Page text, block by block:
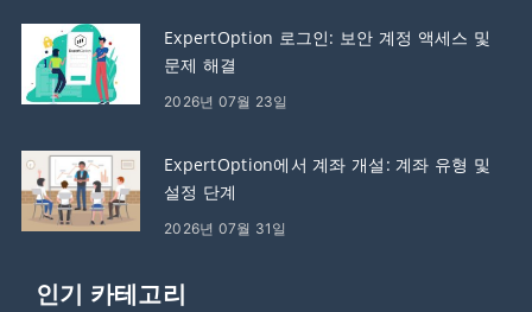
ExpertOption 로그인: 보안 계정 액세스 및
문제 해결
2026년 07월 23일
ExpertOption에서 계좌 개설: 계좌 유형 및
설정 단계
2026년 07월 31일
인기 카테고리